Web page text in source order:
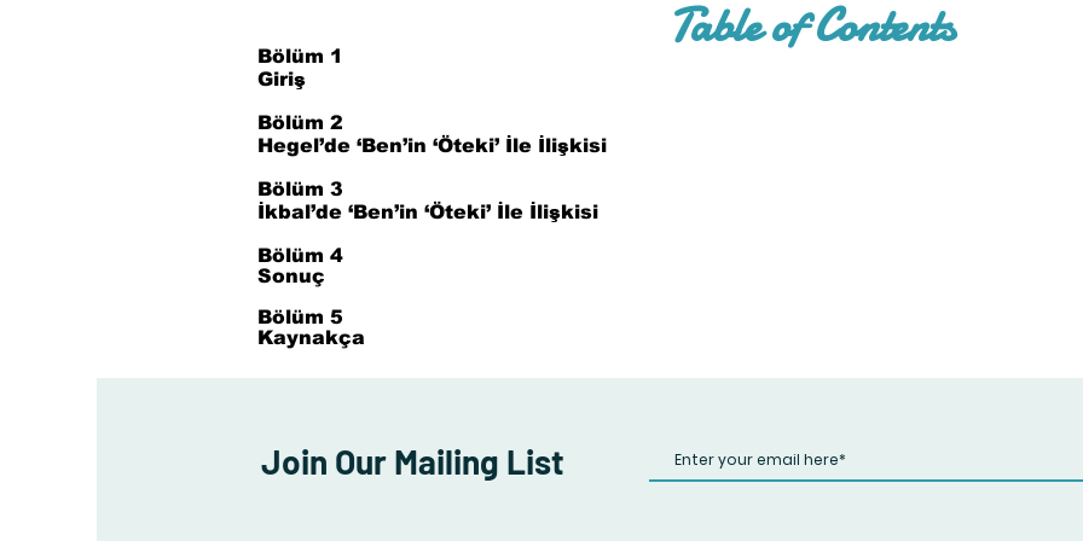
Table of Contents
Bölüm 1
Giriş
Bölüm 2
Hegel’de ‘Ben’in ‘Öteki’ İle İlişkisi
Bölüm 3
İkbal’de ‘Ben’in ‘Öteki’ İle İlişkisi
Bölüm 4
Sonuç
Bölüm 5
Kaynakça
Join Our Mailing List